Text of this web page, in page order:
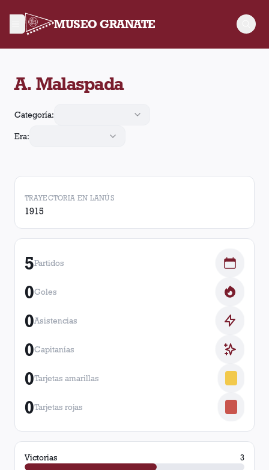
MUSEO GRANATE
A. Malaspada
Categoría:
Era:
TRAYECTORIA EN LANÚS
1915
5Partidos
0Goles
0Asistencias
0Capitanías
0Tarjetas amarillas
0Tarjetas rojas
Victorias
3